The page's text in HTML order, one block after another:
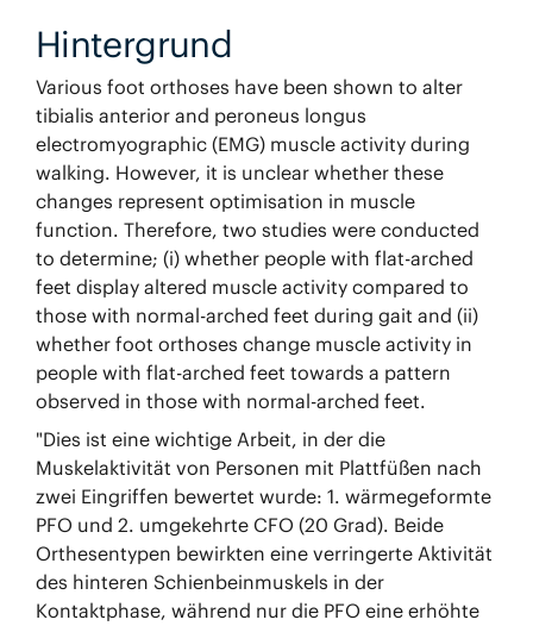
Hintergrund
Various foot orthoses have been shown to alter
tibialis anterior and peroneus longus
electromyographic (EMG) muscle activity during
walking. However, it is unclear whether these
changes represent optimisation in muscle
function. Therefore, two studies were conducted
to determine; (i) whether people with flat-arched
feet display altered muscle activity compared to
those with normal-arched feet during gait and (ii)
whether foot orthoses change muscle activity in
people with flat-arched feet towards a pattern
observed in those with normal-arched feet.
"Dies ist eine wichtige Arbeit, in der die
Muskelaktivität von Personen mit Plattfüßen nach
zwei Eingriffen bewertet wurde: 1. wärmegeformte
PFO und 2. umgekehrte CFO (20 Grad). Beide
Orthesentypen bewirkten eine verringerte Aktivität
des hinteren Schienbeinmuskels in der
Kontaktphase, während nur die PFO eine erhöhte